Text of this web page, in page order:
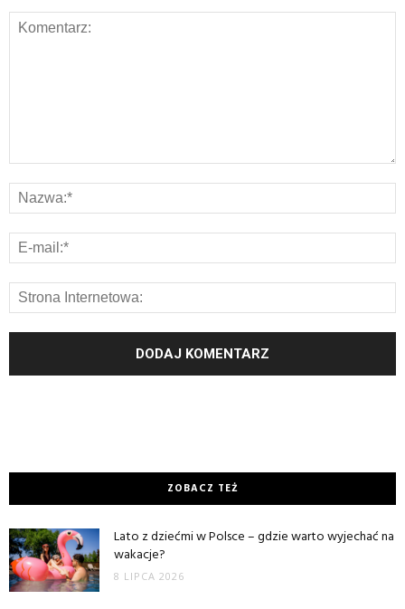
ZOBACZ TEŻ
Lato z dziećmi w Polsce – gdzie warto wyjechać na
wakacje?
8 LIPCA 2026